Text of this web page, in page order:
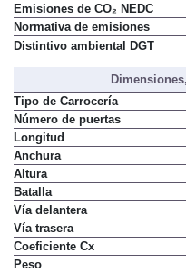
Emisiones de CO₂ NEDC
Normativa de emisiones
Distintivo ambiental DGT
Tipo de Carrocería
Número de puertas
Longitud
Anchura
Altura
Batalla
Vía delantera
Vía trasera
Coeficiente Cx
Peso